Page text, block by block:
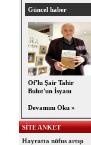
Güncel haber
Of'lu Şair Tahir
Bulut'un İsyanı
Devamını Oku »
SİTE ANKET
Hayratta nüfus artışı